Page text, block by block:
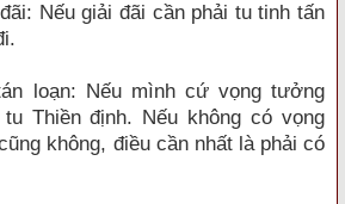
Nếu giải đãi cần phải tu tinh tấn
loạn: Nếu mình cứ vọng tưởng
Thiền định. Nếu không có vọng
không, điều cần nhất là phải có